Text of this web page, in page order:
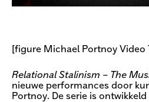
[figure Michael Portnoy Video
Relational Stalinism – The
nieuwe performances door
Portnoy. De serie is